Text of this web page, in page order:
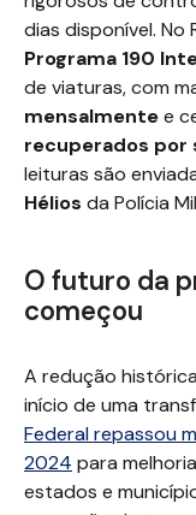
dias disponível. No
Programa 190
de viaturas, com
mensalmentee
recuperados por
leituras são
Hélios da Polícia
O futuro da
começou
A redução
início de uma
Federal repassou
2024 para
estados e